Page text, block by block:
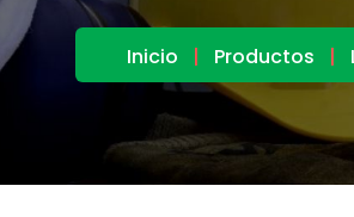
Inicio Productos